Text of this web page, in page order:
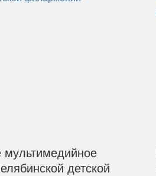
мультимедийное
детской